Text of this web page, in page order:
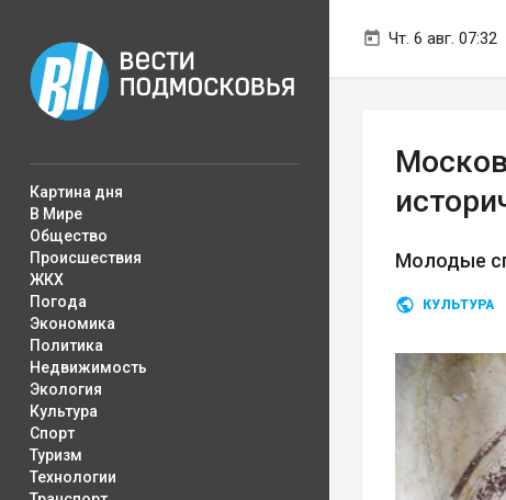
Чт. 6 авг. 07:32
Картина дня
В Мире
Общество
Происшествия
ЖКХ
Погода
Экономика
Политика
Недвижимость
Экология
Культура
Спорт
Туризм
Технологии
Молодые
КУЛЬТУРА